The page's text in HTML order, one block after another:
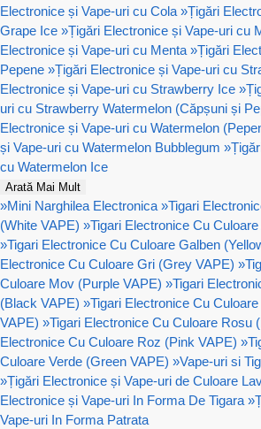
Electronice și Vape-uri cu Cola »Țigări
Grape Ice »Țigări Electronice și Vape-uri cu
Electronice și Vape-uri cu Menta »Țigări
Pepene »Țigări Electronice și Vape-uri cu
Electronice și Vape-uri cu Strawberry Ice »
uri cu Strawberry Watermelon (Căpșuni și
Electronice și Vape-uri cu Watermelon
și Vape-uri cu Watermelon Bubblegum »
cu Watermelon Ice
Arată Mai Mult
»Mini Narghilea Electronica »Tigari
(White VAPE) »Tigari Electronice Cu
»Tigari Electronice Cu Culoare Galben
Electronice Cu Culoare Gri (Grey VAPE) »
Culoare Mov (Purple VAPE) »Tigari
(Black VAPE) »Tigari Electronice Cu
VAPE) »Tigari Electronice Cu Culoare Rosu
Electronice Cu Culoare Roz (Pink VAPE) »
Culoare Verde (Green VAPE) »Vape-uri si
»Țigări Electronice și Vape-uri de Culoare
Electronice și Vape-uri In Forma De Tigara »
Vape-uri In Forma Patrata